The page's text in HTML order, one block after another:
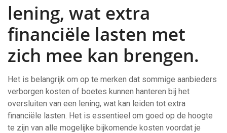
lening, wat extra
financiële lasten met
zich mee kan brengen.
Het is belangrijk om op te merken dat sommige aanbieders
verborgen kosten of boetes kunnen hanteren bij het
oversluiten van een lening, wat kan leiden tot extra
financiële lasten. Het is essentieel om goed op de hoogte
te zijn van alle mogelijke bijkomende kosten voordat je